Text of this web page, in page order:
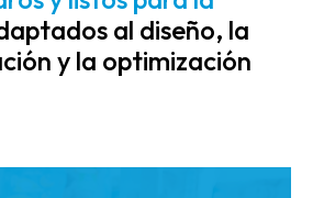
al diseño, la
y la optimización